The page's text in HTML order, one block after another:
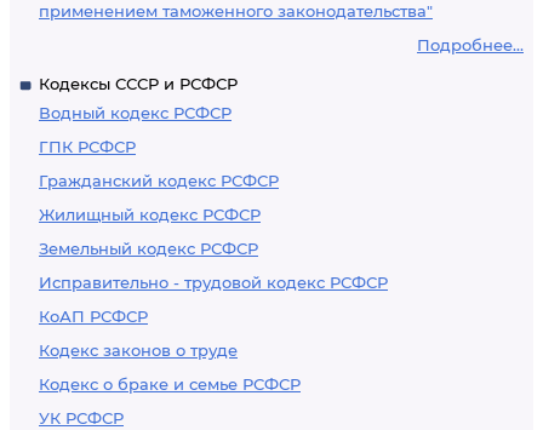
применением таможенного законодательства"
Подробнее...
Кодексы СССР и РСФСР
Водный кодекс РСФСР
ГПК РСФСР
Гражданский кодекс РСФСР
Жилищный кодекс РСФСР
Земельный кодекс РСФСР
Исправительно - трудовой кодекс РСФСР
КоАП РСФСР
Кодекс законов о труде
Кодекс о браке и семье РСФСР
УК РСФСР